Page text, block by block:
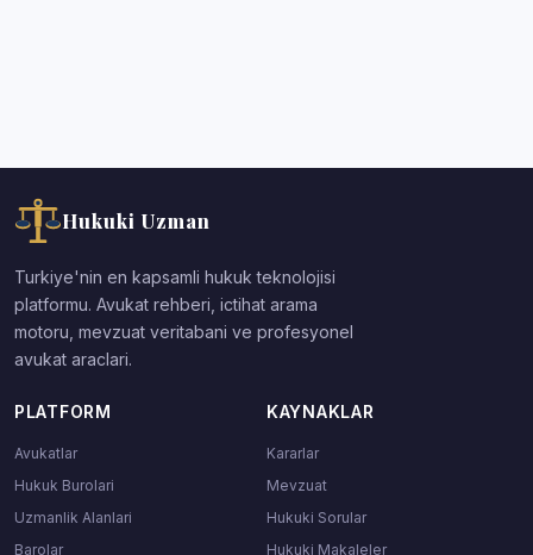
Hukuki Uzman
Turkiye'nin en kapsamli hukuk teknolojisi
platformu. Avukat rehberi, ictihat arama
motoru, mevzuat veritabani ve profesyonel
avukat araclari.
PLATFORM
Avukatlar
Hukuk Burolari
Uzmanlik Alanlari
Barolar
KAYNAKLAR
Kararlar
Mevzuat
Hukuki Sorular
Hukuki Makaleler